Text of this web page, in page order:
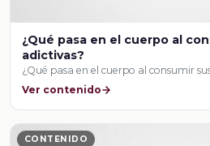
¿Qué pasa en el cuerpo al
adictivas?
¿Qué pasa en el cuerpo al consumir
Ver contenido
CONTENIDO